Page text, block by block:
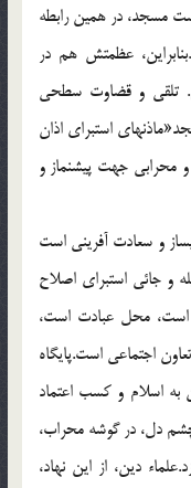
مسجد، در همین رابطه
عظمتش هم در
تلقی و قضاوت سطحی
است‏برای اذان
محرابی جهت پیشنماز و
و سعادت آفرینی است
و جائی است‏برای اصلاح
محل عبادت است،
اجتماعی است.پایگاه
اسلام و کسب اعتماد
دل، در گوشه محراب،
دین، از این نهاد،